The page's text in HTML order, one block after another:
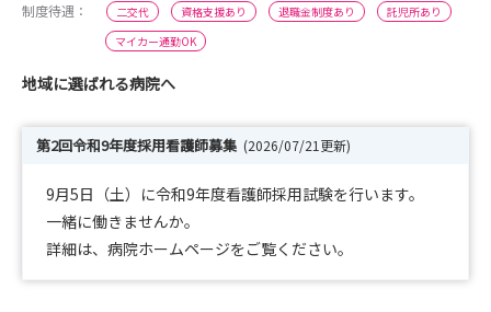
制度待遇：
二交代 資格支援あり 退職金制度あり
託児所あり
マイカー通勤OK
地域に選ばれる病院へ
第2回令和9年度採用看護師募集 (2026/07/21更新)
9月5日（土）に令和9年度看護師採用試験を行います。
一緒に働きませんか。
詳細は、病院ホームページをご覧ください。